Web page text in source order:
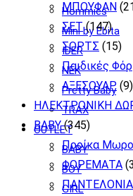
Hommies
Mini by Ebita
IDER
NEK
Pretty Baby
TRAX
OUTLET
BABY
BOY
GIRL
ΜΠΟΥΦΑΝ
ΣΕΤ (147)
ΣΟΡΤΣ (15)
Παιδικές
ΑΞΕΣΟΥΑΡ (9)
ΗΛΕΚΤΡΟΝΙΚΗ
BABY (345)
Προίκα
ΦΟΡΕΜΑΤΑ